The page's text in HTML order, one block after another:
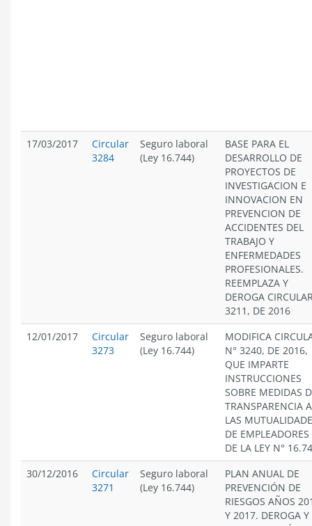
17/03/2017
Circular
3284
Seguro laboral
(Ley 16.744)
BASE PARA EL
DESARROLLO DE
PROYECTOS DE
INVESTIGACION E
INNOVACION EN
PREVENCION DE
ACCIDENTES DEL
TRABAJO Y
ENFERMEDADES
PROFESIONALES.
REEMPLAZA Y
DEROGA
3211, DE 2016
12/01/2017
Circular
3273
Seguro laboral
(Ley 16.744)
MODIFICA
N° 3240, DE 2016,
QUE IMPARTE
INSTRUCCIONES
SOBRE MEDIDAS
TRANSPARENCIA A
LAS
DE EMPLEADORES
DE LA LEY N°
30/12/2016
Circular
3271
Seguro laboral
(Ley 16.744)
PLAN ANUAL DE
PREVENCIÓN DE
RIESGOS AÑOS
Y 2017. DEROGA Y